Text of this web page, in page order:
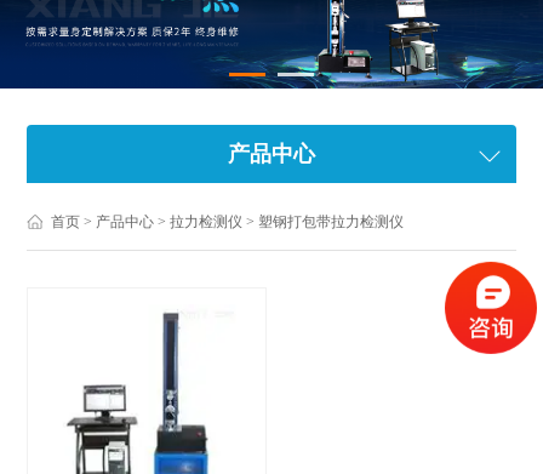
产品中心
首页 > 产品中心 >拉力检测仪 >塑钢打包带拉力检测仪